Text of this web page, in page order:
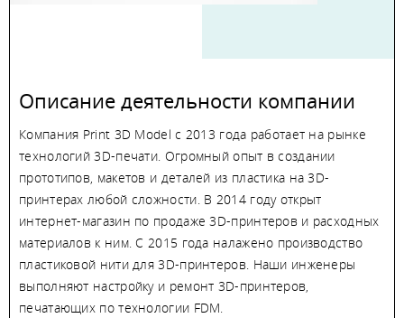
Описание деятельности компании
Компания Print 3D Model с 2013 года работает на рынке
технологий 3D-печати. Огромный опыт в создании
прототипов, макетов и деталей из пластика на 3D-
принтерах любой сложности. В 2014 году открыт
интернет-магазин по продаже 3D-принтеров и расходных
материалов к ним. С 2015 года налажено производство
пластиковой нити для 3D-принтеров. Наши инженеры
выполняют настройку и ремонт 3D-принтеров,
печатающих по технологии FDM.